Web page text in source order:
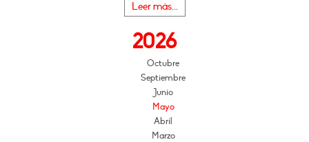
Leer más...
2026
Octubre
Septiembre
Junio
Mayo
Abril
Marzo